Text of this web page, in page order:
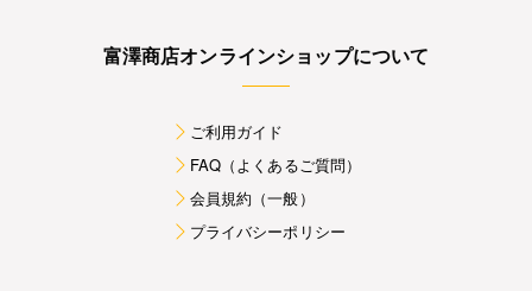
富澤商店オンラインショップについて
ご利用ガイド
FAQ（よくあるご質問）
会員規約（一般）
プライバシーポリシー